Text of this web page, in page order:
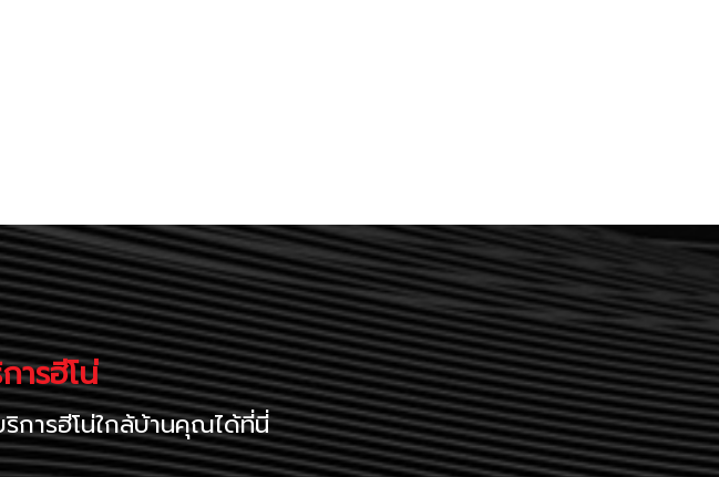
ารฮีโน่
ารฮีโน่ใกล้บ้านคุณได้ที่นี่